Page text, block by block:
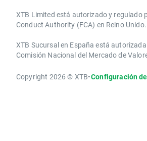
XTB Limited ​está autorizado y regulado
Conduct Authority ​(FCA) en ​​Reino Unido.
XTB Sucursal en España está
Comisión Nacional del Mercado de
Copyright 2026 © XTB•Configuración